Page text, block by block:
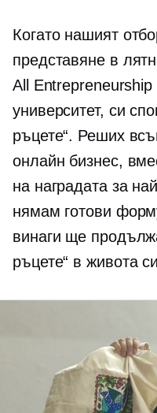
Когато нашият
представяне в
All
университет, си
ръцете“. Реших
онлайн бизнес,
на наградата за
нямам готови
винаги ще
ръцете“ в живота